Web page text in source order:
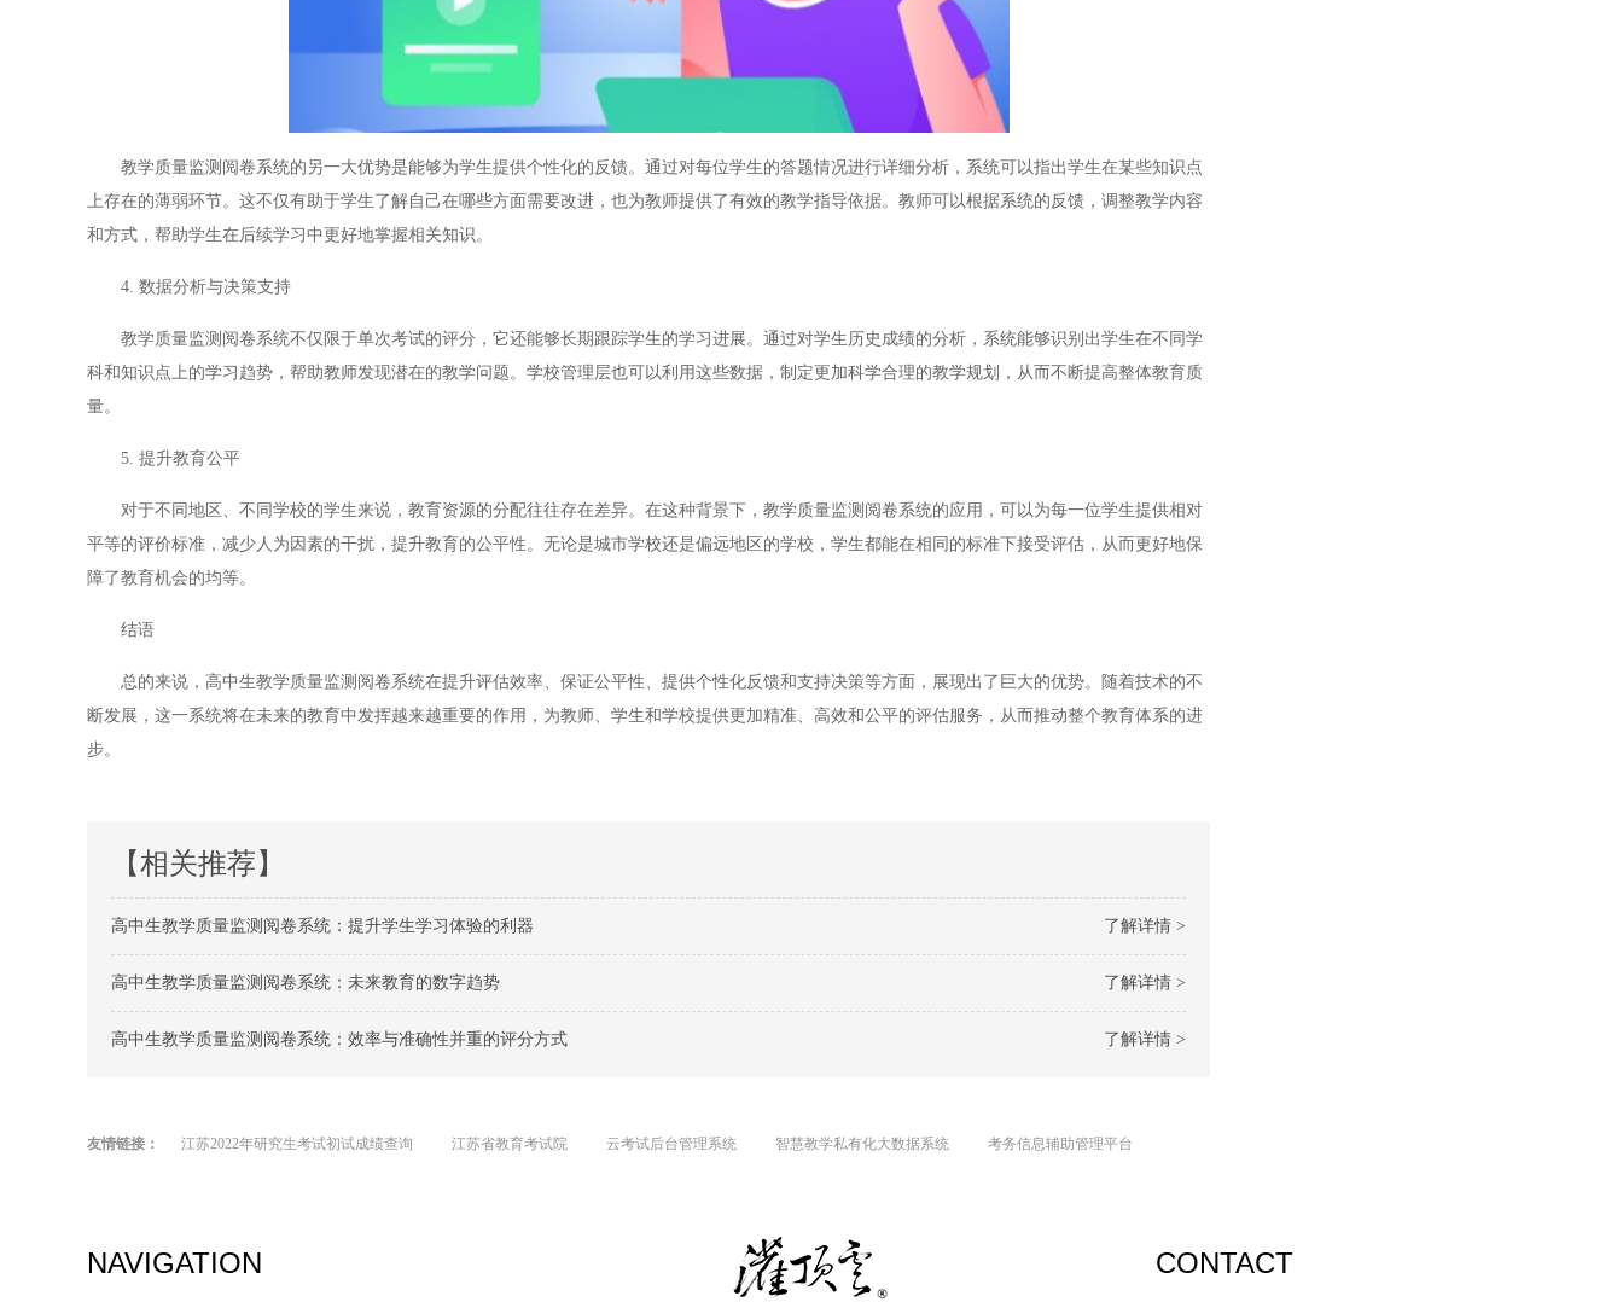
教学质量监测阅卷系统的另一大优势是能够为学生提供个性化的反馈。通过对每位学生的答题情况进行详细分析，系统可以指出学生在某些知识点
上存在的薄弱环节。这不仅有助于学生了解自己在哪些方面需要改进，也为教师提供了有效的教学指导依据。教师可以根据系统的反馈，调整教学内容
和方式，帮助学生在后续学习中更好地掌握相关知识。
4. 数据分析与决策支持
教学质量监测阅卷系统不仅限于单次考试的评分，它还能够长期跟踪学生的学习进展。通过对学生历史成绩的分析，系统能够识别出学生在不同学
科和知识点上的学习趋势，帮助教师发现潜在的教学问题。学校管理层也可以利用这些数据，制定更加科学合理的教学规划，从而不断提高整体教育质
量。
5. 提升教育公平
对于不同地区、不同学校的学生来说，教育资源的分配往往存在差异。在这种背景下，教学质量监测阅卷系统的应用，可以为每一位学生提供相对
平等的评价标准，减少人为因素的干扰，提升教育的公平性。无论是城市学校还是偏远地区的学校，学生都能在相同的标准下接受评估，从而更好地保
障了教育机会的均等。
结语
总的来说，高中生教学质量监测阅卷系统在提升评估效率、保证公平性、提供个性化反馈和支持决策等方面，展现出了巨大的优势。随着技术的不
断发展，这一系统将在未来的教育中发挥越来越重要的作用，为教师、学生和学校提供更加精准、高效和公平的评估服务，从而推动整个教育体系的进
步。
【相关推荐】
了解详情 >
高中生教学质量监测阅卷系统：提升学生学习体验的利器
了解详情 >
高中生教学质量监测阅卷系统：未来教育的数字趋势
了解详情 >
高中生教学质量监测阅卷系统：效率与准确性并重的评分方式
友情链接： 江苏2022年研究生考试初试成绩查询 江苏省教育考试院 云考试后台管理系统 智慧教学私有化大数据系统 考务信息辅助管理平台
NAVIGATION CONTACT